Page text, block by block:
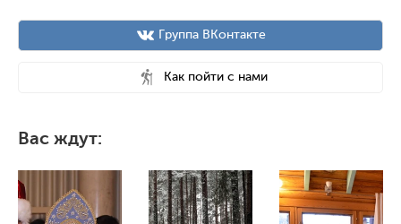
Группа ВКонтакте
Как пойти с нами
Вас ждут: